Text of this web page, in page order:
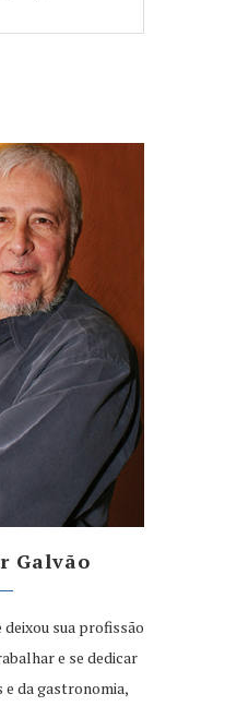
Galvão
sua profissão
e se dedicar
e da gastronomia,